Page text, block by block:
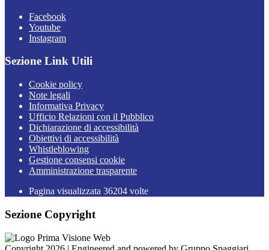
Facebook
Youtube
Instagram
Sezione Link Utili
Cookie policy
Note legali
Informativa Privacy
Ufficio Relazioni con il Pubblico
Dichiarazione di accessibilità
Obiettivi di accessibilità
Whistleblowing
Gestione consensi cookie
Amministrazione trasparente
Pagina visualizzata 36204 volte
Sezione Copyright